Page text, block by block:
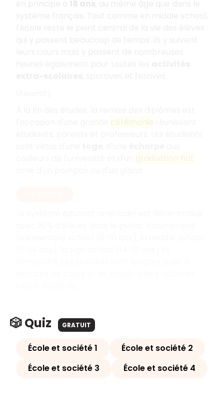
🎲 Quiz GRATUIT
École et société 1
École et société 2
École et société 3
École et société 4